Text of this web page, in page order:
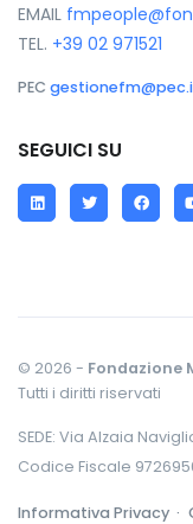
EMAIL
TEL. +39 02 971521
PEC
SEGUICI SU
LinkedInTwitter
© 2026 - Fondazione
Tutti i diritti riservati
SEDE: Via Alzaia
Codice Fiscale
Informativa Privacy ·